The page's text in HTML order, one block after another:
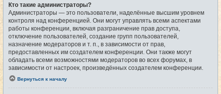
Кто такие администраторы?
Администраторы — это пользователи, наделённые высшим уровнем
контроля над конференцией. Они могут управлять всеми аспектами
работы конференции, включая разграничение прав доступа,
отключение пользователей, создание групп пользователей,
назначение модераторов и т. п., в зависимости от прав,
предоставленных им создателем конференции. Они также могут
обладать всеми возможностями модераторов во всех форумах, в
зависимости от настроек, произведённых создателем конференции.
Вернуться к началу